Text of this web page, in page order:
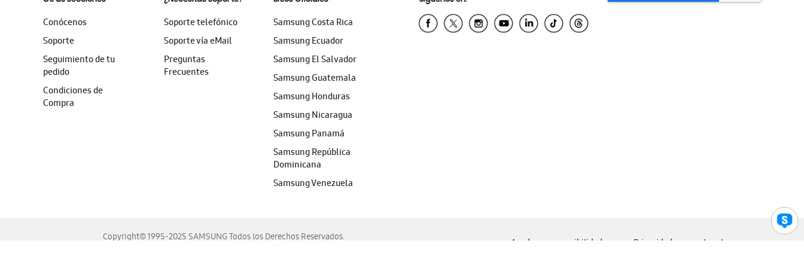
Conócenos
Soporte
Seguimiento de tu
pedido
Condiciones de
Compra
Soporte telefónico
Soporte vía eMail
Preguntas
Frecuentes
Samsung Costa Rica
Samsung Ecuador
Samsung El Salvador
Samsung Guatemala
Samsung Honduras
Samsung Nicaragua
Samsung Panamá
Samsung República
Dominicana
Samsung Venezuela
Copyright© 1995-2025 SAMSUNG Todos los Derechos Reservados.
Ayuda para accesibilidad Privacidad Legal